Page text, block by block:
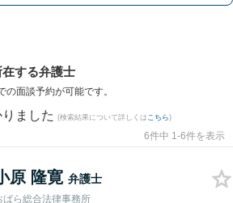
する弁護士
面談予約が可能です。
ました (検索結果について詳しくは こちら)
6件中 1-6件を表示
原 隆寛 弁護士
ばら総合法律事務所